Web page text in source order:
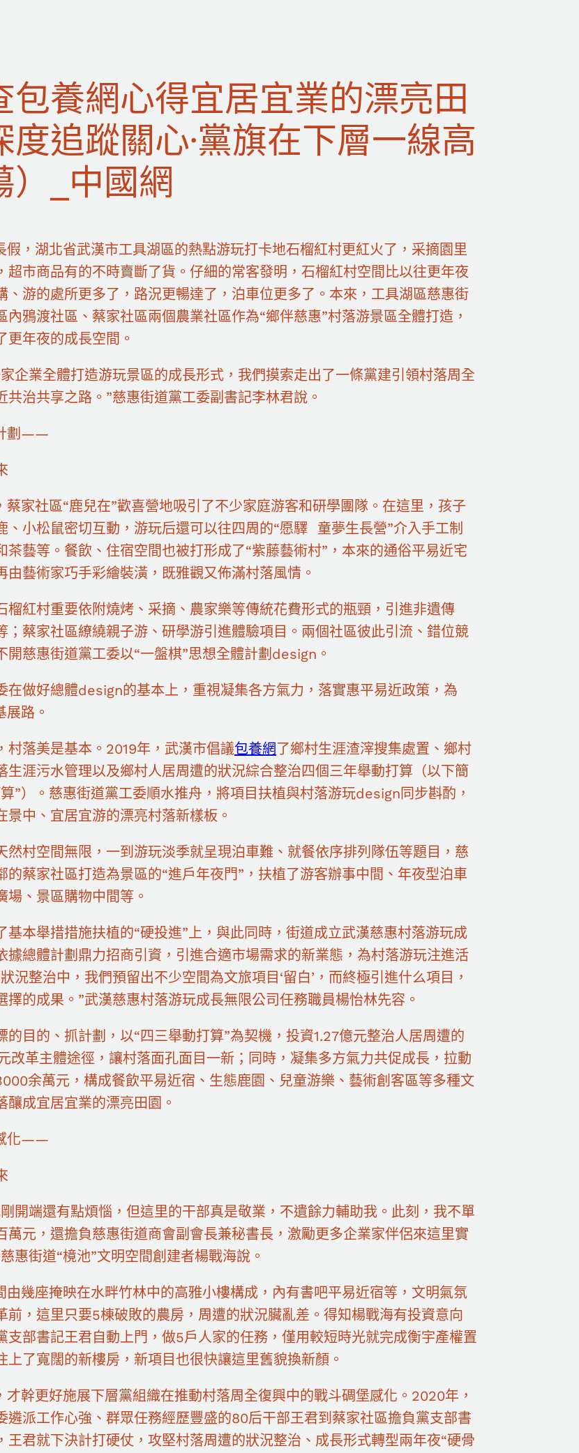
包養網心得宜居宜業的漂亮田
度追蹤關心·黨旗在下層一線高
）_中國網
假，湖北省武漢市工具湖區的熱點游玩打卡地石榴紅村更紅火了，采摘園里
超市商品有的不時賣斷了貨。仔細的常客發明，石榴紅村空間比以往更年夜
、游的處所更多了，路況更暢達了，泊車位更多了。本來，工具湖區慈惠街
內鴉渡社區、蔡家社區兩個農業社區作為“鄉伴慈惠”村落游景區全體打造，
更年夜的成長空間。
企業全體打造游玩景區的成長形式，我們摸索走出了一條黨建引領村落周全
共治共享之路。”慈惠街道黨工委副書記李林君說。
劃——
蔡家社區“鹿兒在”歡喜營地吸引了不少家庭游客和研學團隊。在這里，孩子
、小松鼠密切互動，游玩后還可以往四周的“愿驛 童夢生長營”介入手工制
茶藝等。餐飲、住宿空間也被打形成了“紫藤藝術村”，本來的通俗平易近宅
由藝術家巧手彩繪裝潢，既雅觀又佈滿村落風情。
榴紅村重要依附燒烤、采摘、農家樂等傳統花費形式的瓶頸，引進非遺傳
；蔡家社區繚繞親子游、研學游引進體驗項目。兩個社區彼此引流、錯位競
開慈惠街道黨工委以“一盤棋”思想全體計劃design。
在做好總體design的基本上，重視凝集各方氣力，落實惠平易近政策，為
展路。
村落美是基本。2019年，武漢市倡議包養網了鄉村生涯渣滓搜集處置、鄉村
生涯污水管理以及鄉村人居周遭的狀況綜合整治四個三年舉動打算（以下簡
”）。慈惠街道黨工委順水推舟，將項目扶植與村落游玩design同步斟酌，
景中、宜居宜游的漂亮村落新樣板。
然村空間無限，一到游玩淡季就呈現泊車難、就餐依序排列隊伍等題目，慈
的蔡家社區打造為景區的“進戶年夜門”，扶植了游客辦事中間、年夜型泊車
場、景區購物中間等。
基本舉措措施扶植的“硬投進”上，與此同時，街道成立武漢慈惠村落游玩成
據總體計劃鼎力招商引資，引進合適市場需求的新業態，為村落游玩注進活
況整治中，我們預留出不少空間為文旅項目‘留白’，而終極引進什么項目，
擇的成果。”武漢慈惠村落游玩成長無限公司任務職員楊怡林先容。
的目的、抓計劃，以“四三舉動打算”為契機，投資1.27億元整治人居周遭的
改革主體途徑，讓村落面孔面目一新；同時，凝集多方氣力共促成長，拉動
余萬元，構成餐飲平易近宿、生態鹿園、兒童游樂、藝術創客區等多種文
釀成宜居宜業的漂亮田園。
化——
開端還有點煩惱，但這里的干部真是敬業，不遺餘力輔助我。此刻，我不單
萬元，還擔負慈惠街道商會副會長兼秘書長，激勵更多企業家伴侶來這里實
惠街道“樈池”文明空間創建者楊戰海說。
由幾座掩映在水畔竹林中的高雅小樓構成，內有書吧平易近宿等，文明氣氛
前，這里只要5棟破敗的農房，周遭的狀況臟亂差。得知楊戰海有投資意向
支部書記王君自動上門，做5戶人家的任務，僅用較短時光就完成衡宇產權置
上了寬闊的新樓房，新項目也很快讓這里舊貌換新顏。
才幹更好施展下層黨組織在推動村落周全復興中的戰斗碉堡感化。2020年，
遴派工作心強、群眾任務經歷豐盛的80后干部王君到蔡家社區擔負黨支部書
王君就下決計打硬仗，攻堅村落周遭的狀況整治、成長形式轉型兩年夜“硬骨